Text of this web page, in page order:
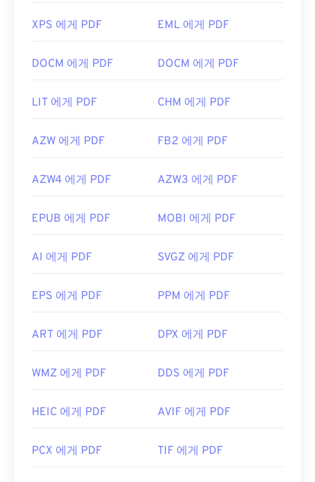
XPS 에게 PDF EML 에게 PDF
DOCM 에게 PDF DOCM 에게 PDF
LIT 에게 PDF CHM 에게 PDF
AZW 에게 PDF FB2 에게 PDF
AZW4 에게 PDF AZW3 에게 PDF
EPUB 에게 PDF MOBI 에게 PDF
AI 에게 PDF SVGZ 에게 PDF
EPS 에게 PDF PPM 에게 PDF
ART 에게 PDF DPX 에게 PDF
WMZ 에게 PDF DDS 에게 PDF
HEIC 에게 PDF AVIF 에게 PDF
PCX 에게 PDF TIF 에게 PDF